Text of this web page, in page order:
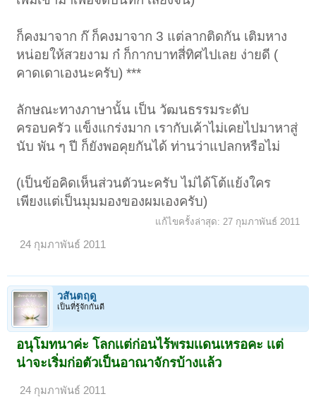
ก็คงมาจาก ก๊ ก็คงมาจาก 3 แต่ลากติดกัน เติมหาง
หน่อยให้สวยงาม ก๋ ก็กากบาทสี่ทิศไปเลย ง่ายดี (
คาดเดาเองนะครับ) ***
ลักษณะทางภาษานั้น เป็น วัฒนธรรมระดับ
ครอบครัว แข็งแกร่งมาก เรากับเค้าไม่เคยไปมาหาสู่
นับ พัน ๆ ปี ก็ยังพอคุยกันได้ ท่านว่าแปลกหรือไม่
(เป็นข้อคิดเห็นส่วนตัวนะครับ ไม่ได้โต้แย้งใคร
เพียงแต่เป็นมุมมองของผมเองครับ)
แก้ไขครั้งล่าสุด: 27 กุมภาพันธ์ 2011
24 กุมภาพันธ์ 2011
วสันตฤดู
เป็นที่รู้จักกันดี
อนุโมทนาค่ะ โลกเเต่ก่อนไร้พรมเเดนเหรอคะ เเต่
น่าจะเริ่มก่อตัวเป็นอาณาจักรบ้างเเล้ว
24 กุมภาพันธ์ 2011